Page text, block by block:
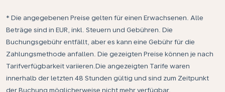
* Die angegebenen Preise gelten für einen Erwachsenen. Alle
Beträge sind in EUR, inkl. Steuern und Gebühren. Die
Buchungsgebühr entfällt, aber es kann eine Gebühr für die
Zahlungsmethode anfallen. Die gezeigten Preise können je nach
Tarifverfügbarkeit variieren.Die angezeigten Tarife waren
innerhalb der letzten 48 Stunden gültig und sind zum Zeitpunkt
der Buchung möglicherweise nicht mehr verfügbar.